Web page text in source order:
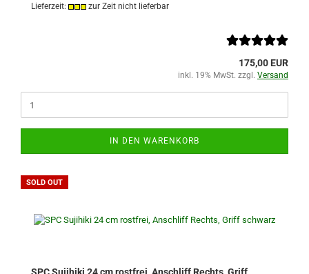
Lieferzeit: zur Zeit nicht lieferbar
175,00 EUR
inkl. 19% MwSt. zzgl. Versand
IN DEN WARENKORB
SOLD OUT